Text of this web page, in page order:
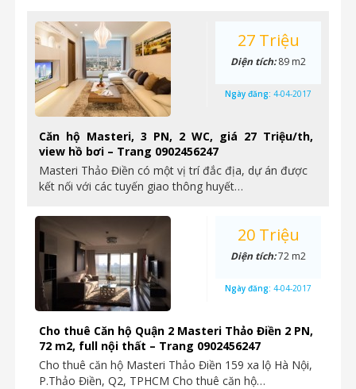
Căn hộ Masteri, 3 PN, 2 WC, giá 27 Triệu/th,
view hồ bơi – Trang 0902456247
Masteri Thảo Điền có một vị trí đắc địa, dự án được
kết nối với các tuyến giao thông huyết…
27 Triệu
Diện tích:89 m2
Ngày đăng: 4-04-2017
Cho thuê Căn hộ Quận 2 Masteri Thảo Điền 2 PN,
72 m2, full nội thất – Trang 0902456247
Cho thuê căn hộ Masteri Thảo Điền 159 xa lộ Hà Nội,
P.Thảo Điền, Q2, TPHCM Cho thuê căn hộ…
20 Triệu
Diện tích:72 m2
Ngày đăng: 4-04-2017